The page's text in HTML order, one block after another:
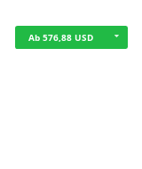
Ab 576,88 USD